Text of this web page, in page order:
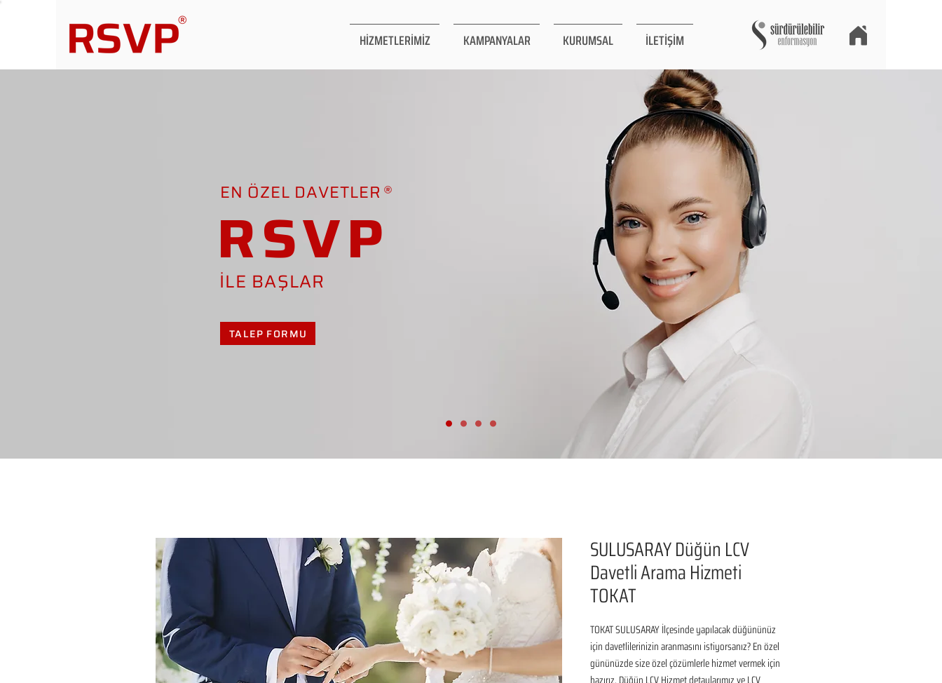
HİZMETLERİMİZ KAMPANYALAR KURUMSAL İLETİŞİM
EN ÖZEL DAVETLER
RSVP
İLE BAŞLAR
TALEP FORMU
SULUSARAY Düğün LCV
Davetli Arama Hizmeti
TOKAT
TOKAT SULUSARAY İlçesinde yapılacak düğününüz
için davetlilerinizin aranmasını istiyorsanız? En özel
gününüzde size özel çözümlerle hizmet vermek için